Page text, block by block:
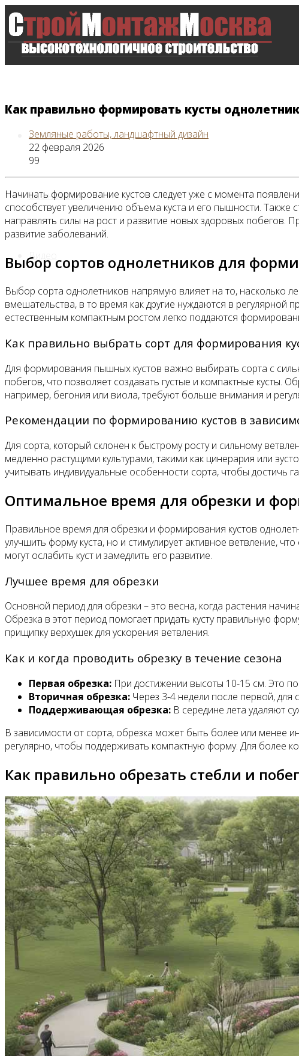
Главная
Все новости
Видео
Как правильно формировать кусты
Земляные работы, ландшафтный дизайн
22 февраля 2026
99
Начинать формирование кустов следует уже с момента
способствует увеличению объема куста и его пышности. Также
направлять силы на рост и развитие новых здоровых побегов.
развитие заболеваний.
Выбор сортов однолетников для
Выбор сорта однолетников напрямую влияет на то, насколько
вмешательства, в то время как другие нуждаются в
естественным компактным ростом легко поддаются
Как правильно выбрать сорт для формирования
Для формирования пышных кустов важно выбирать сорта с
побегов, что позволяет создавать густые и компактные кусты.
например, бегония или виола, требуют больше внимания и
Рекомендации по формированию кустов в
Для сорта, который склонен к быстрому росту и сильному
медленно растущими культурами, такими как цинерария или
учитывать индивидуальные особенности сорта, чтобы достичь
Оптимальное время для обрезки и
Правильное время для обрезки и формирования кустов
улучшить форму куста, но и стимулирует активное ветвление,
могут ослабить куст и замедлить его развитие.
Лучшее время для обрезки
Основной период для обрезки – это весна, когда растения
Обрезка в этот период помогает придать кусту правильную
прищипку верхушек для ускорения ветвления.
Как и когда проводить обрезку в течение сезона
Первая обрезка: При достижении высоты 10-15 см. Это
Вторичная обрезка: Через 3-4 недели после первой, для
Поддерживающая обрезка: В середине лета удаляют
В зависимости от сорта, обрезка может быть более или менее
регулярно, чтобы поддерживать компактную форму. Для более
Как правильно обрезать стебли и